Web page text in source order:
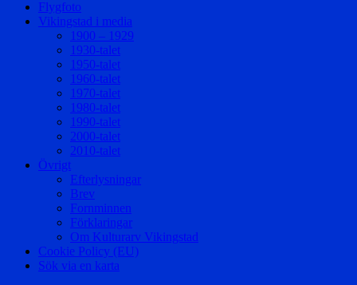
Flygfoto
Vikingstad i media
1900 – 1929
1930-talet
1950-talet
1960-talet
1970-talet
1980-talet
1990-talet
2000-talet
2010-talet
Övrigt
Efterlysningar
Brev
Fornminnen
Förklaringar
Om Kulturarv Vikingstad
Cookie Policy (EU)
Sök via en karta